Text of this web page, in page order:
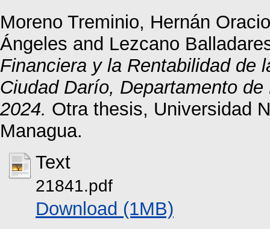
Moreno Treminio, Hernán Oracio
Ángeles and Lezcano
Financiera y la Rentabilidad de
Ciudad Darío, Departamento
2024. Otra thesis, Universidad
Managua.
Text
21841.pdf
Download (1MB)